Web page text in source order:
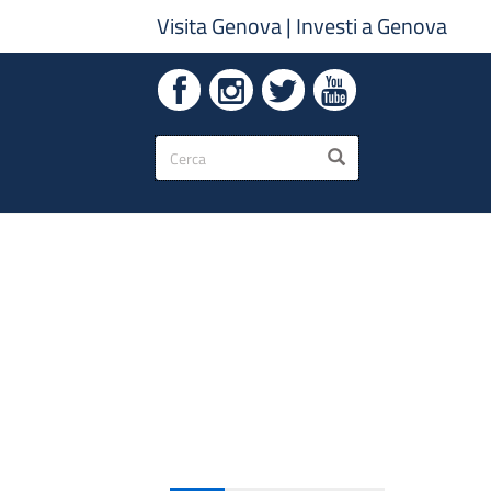
Visita Genova| Investi a Genova
Form
di
ricerca
CERCA